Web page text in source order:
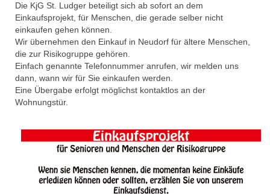
Datenschutz
Impressum
Downloads
Die KjG St. Ludger beteiligt sich ab sofort an dem
Einkaufsprojekt, für Menschen, die gerade selber nicht
einkaufen gehen können.
Wir übernehmen den Einkauf in Neudorf für ältere Menschen,
die zur Risikogruppe gehören.
Einfach genannte Telefonnummer anrufen, wir melden uns
dann, wann wir für Sie einkaufen werden.
Eine Übergabe erfolgt möglichst kontaktlos an der
Wohnungstür.